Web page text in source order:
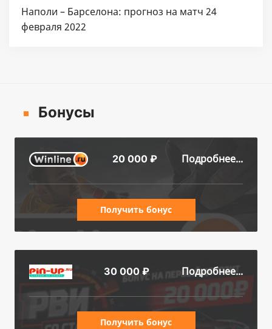
Наполи – Барселона: прогноз на матч 24
февраля 2022
Бонусы
20 000 ₽ Подробнее...
Получить бонус
30 000 ₽ Подробнее...
Получить бонус